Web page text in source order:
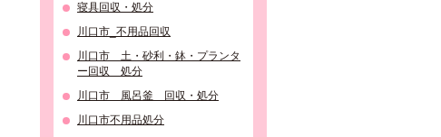
寝具回収・処分
川口市_不用品回収
川口市 土・砂利・鉢・プランタ
ー回収 処分
川口市 風呂釜 回収・処分
川口市不用品処分